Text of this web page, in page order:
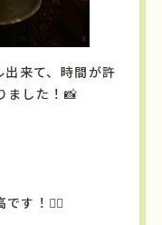
来て、時間が許
ました！📸
す！✌🏻